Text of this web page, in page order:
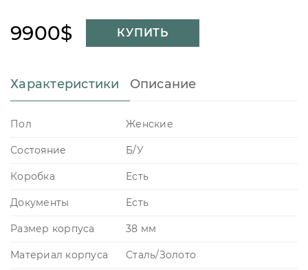
9900$ КУПИТЬ
Характеристики Описание
Пол Женские
Состояние Б/У
Коробка Есть
Документы Есть
Размер корпуса 38 мм
Материал корпуса Сталь/Золото